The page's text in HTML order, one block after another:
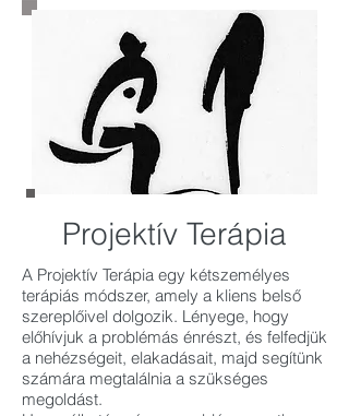
Projektív Terápia
A Projektív Terápia egy kétszemélyes
terápiás módszer, amely a kliens belső
szereplőivel dolgozik. Lényege, hogy
előhívjuk a problémás énrészt, és felfedjük
a nehézségeit, elakadásait, majd segítünk
számára megtalálnia a szükséges
megoldást.